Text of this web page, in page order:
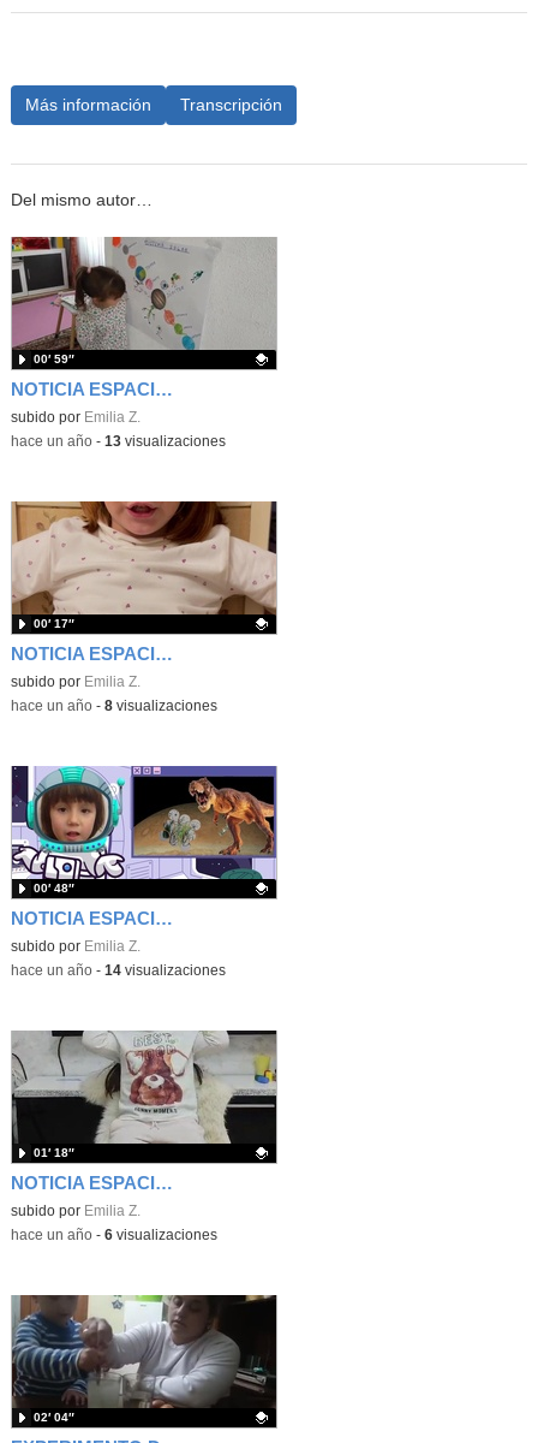
Más información Transcripción
Del mismo autor…
NOTICIA ESPACIAL LIS
Contenido educativo.
subido por Emilia Z.
00′ 59″
-hace un año- 13visualizaciones
NOTICIA ESPACIAL MIA
Contenido educativo.
subido por Emilia Z.
00′ 17″
-hace un año- 8visualizaciones
NOTICIA ESPACIAL GUILLE
Contenido educativo.
subido por Emilia Z.
00′ 48″
-hace un año- 14visualizaciones
NOTICIA ESPACIAL ANDREA
Contenido educativo.
subido por Emilia Z.
01′ 18″
-hace un año- 6visualizaciones
02′ 04″